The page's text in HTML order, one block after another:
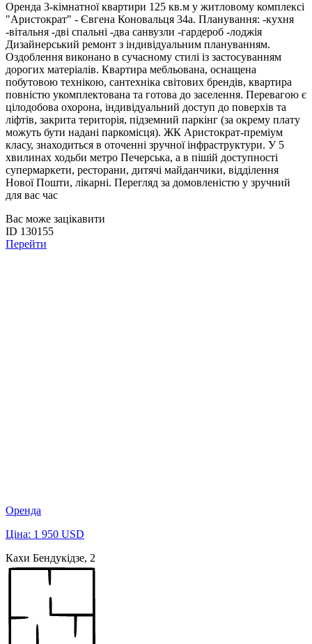
Оренда 3-кімнатної квартири 125 кв.м у житловому комплексі
"Аристократ" - Євгена Коновальця 34а. Планування: -кухня
-вітальня -дві спальні -два санвузли -гардероб -лоджія
Дизайнерський ремонт з індивідуальним плануванням.
Оздоблення виконано в сучасному стилі із застосуванням
дорогих матеріалів. Квартира мебльована, оснащена
побутовою технікою, сантехніка світових брендів, квартира
повністю укомплектована та готова до заселення. Перевагою є
цілодобова охорона, індивідуальний доступ до поверхів та
ліфтів, закрита територія, підземний паркінг (за окрему плату
можуть бути надані паркомісця). ЖК Аристократ-преміум
класу, знаходиться в оточенні зручної інфраструктури. У 5
хвилинах ходьби метро Печерська, а в пішій доступності
супермаркети, ресторани, дитячі майданчики, відділення
Нової Пошти, лікарні. Перегляд за домовленістю у зручний
для вас час
Вас може зацікавити
ID 130155
Перейти
Оренда
Ціна: 1 950 USD
Кахи Бендукідзе, 2